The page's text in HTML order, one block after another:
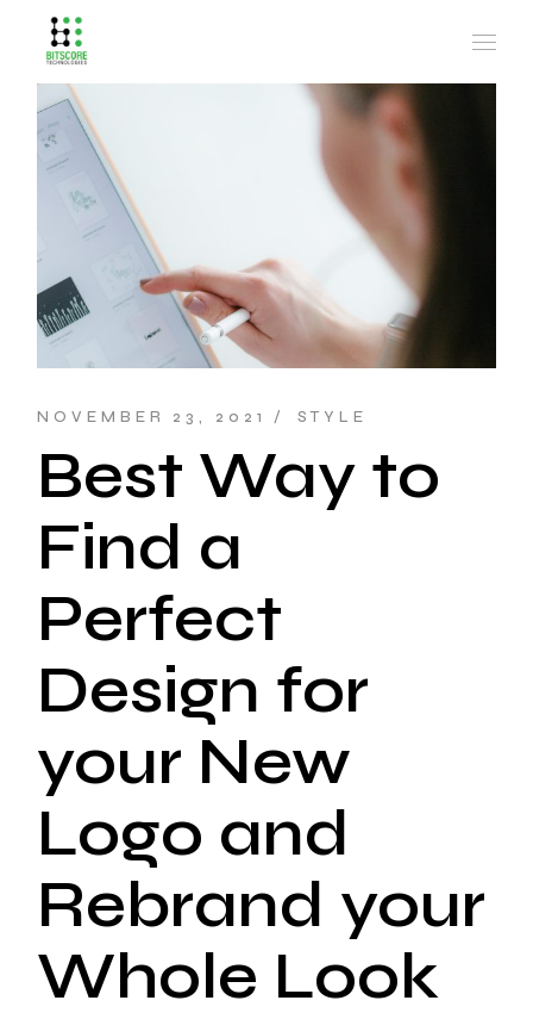
NOVEMBER 23, 2021 STYLE
Best Way to
Find a
Perfect
Design for
your New
Logo and
Rebrand your
Whole Look